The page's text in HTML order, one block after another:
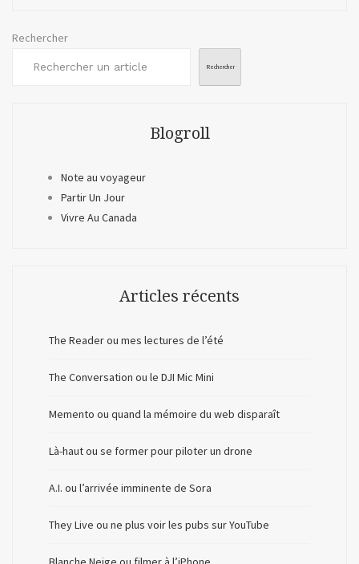
Rechercher
Rechercher
Blogroll
Note au voyageur
Partir Un Jour
Vivre Au Canada
Articles récents
The Reader ou mes lectures de l’été
The Conversation ou le DJI Mic Mini
Memento ou quand la mémoire du web disparaît
Là-haut ou se former pour piloter un drone
A.I. ou l’arrivée imminente de Sora
They Live ou ne plus voir les pubs sur YouTube